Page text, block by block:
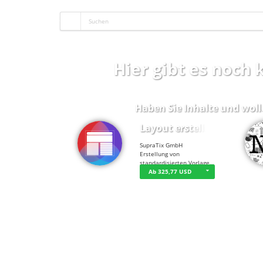
Hier gibt es
Haben Sie Inhalte und
Layout erstellen
SupraTix GmbH
Erstellung von
standardisierten Vorlage…
Ab 325,77 USD